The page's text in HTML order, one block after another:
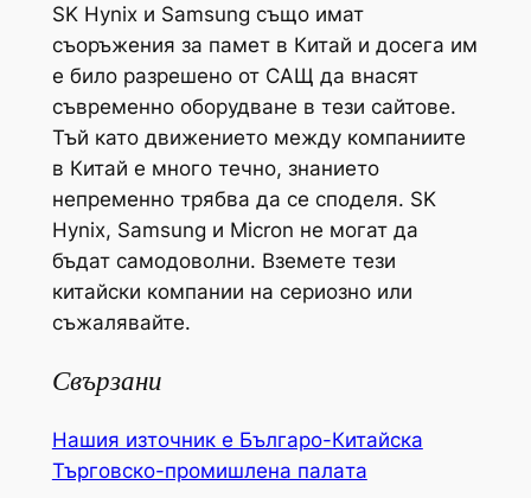
SK Hynix и Samsung също имат
съоръжения за памет в Китай и досега им
е било разрешено от САЩ да внасят
съвременно оборудване в тези сайтове.
Тъй като движението между компаниите
в Китай е много течно, знанието
непременно трябва да се споделя. SK
Hynix, Samsung и Micron не могат да
бъдат самодоволни. Вземете тези
китайски компании на сериозно или
съжалявайте.
Свързани
Нашия източник е Българо-Китайска
Търговско-промишлена палaта